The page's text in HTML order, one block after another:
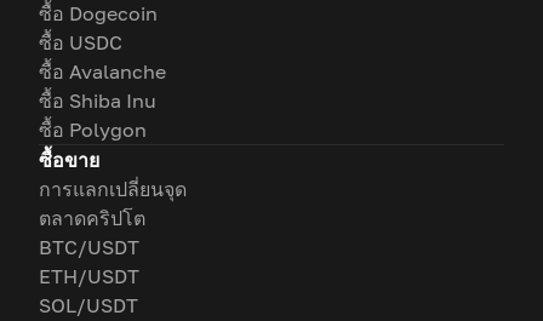
ซื้อ Dogecoin
ซื้อ USDC
ซื้อ Avalanche
ซื้อ Shiba Inu
ซื้อ Polygon
ซื้อขาย
การแลกเปลี่ยนจุด
ตลาดคริปโต
BTC/USDT
ETH/USDT
SOL/USDT